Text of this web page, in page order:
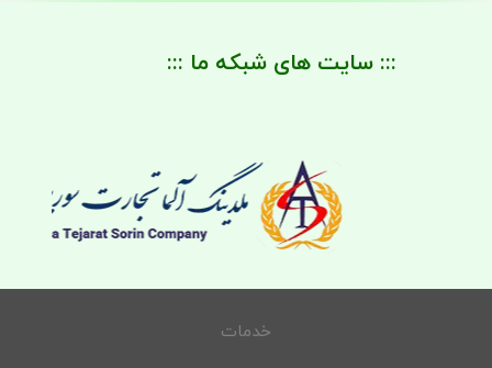
::: سایت های شبکه ما :::
خدمات